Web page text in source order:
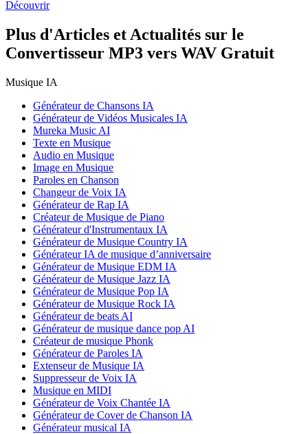
Découvrir
Plus d'Articles et Actualités sur le
Convertisseur MP3 vers WAV Gratuit
Musique IA
Générateur de Chansons IA
Générateur de Vidéos Musicales IA
Mureka Music AI
Texte en Musique
Audio en Musique
Image en Musique
Paroles en Chanson
Changeur de Voix IA
Générateur de Rap IA
Créateur de Musique de Piano
Générateur d'Instrumentaux IA
Générateur de Musique Country IA
Générateur IA de musique d’anniversaire
Générateur de Musique EDM IA
Générateur de Musique Jazz IA
Générateur de Musique Pop IA
Générateur de Musique Rock IA
Générateur de beats AI
Générateur de musique dance pop AI
Créateur de musique Phonk
Générateur de Paroles IA
Extenseur de Musique IA
Suppresseur de Voix IA
Musique en MIDI
Générateur de Voix Chantée IA
Générateur de Cover de Chanson IA
Générateur musical IA